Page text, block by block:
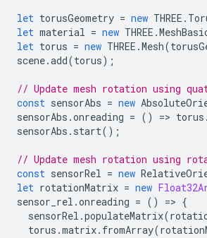
let torusGeometry = new THREE .
let material = new THREE .
let torus = new THREE .Mesh(
scene.add(torus);
// Update mesh rotation using
const sensorAbs = new
sensorAbs .onreading = () => torus .
sensorAbs . start();
// Update mesh rotation using
const sensorRel = new
let rotationMatrix = new
sensor_rel .onreading = () => {
sensorRel .populateMatrix(
torus .matrix. fromArray(